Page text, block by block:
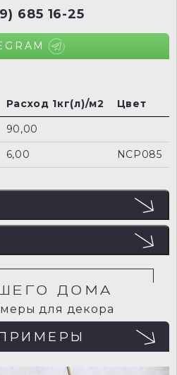
685 16-25
Расход 1кг(л)/м2
Цвет
90,00
6,00 NCP085
может не
(выкрас) для точного
ДОМА
для декора